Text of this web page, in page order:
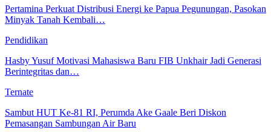
Pertamina Perkuat Distribusi Energi ke Papua Pegunungan, Pasokan
Minyak Tanah Kembali…
Pendidikan
Hasby Yusuf Motivasi Mahasiswa Baru FIB Unkhair Jadi Generasi
Berintegritas dan…
Ternate
Sambut HUT Ke-81 RI, Perumda Ake Gaale Beri Diskon
Pemasangan Sambungan Air Baru